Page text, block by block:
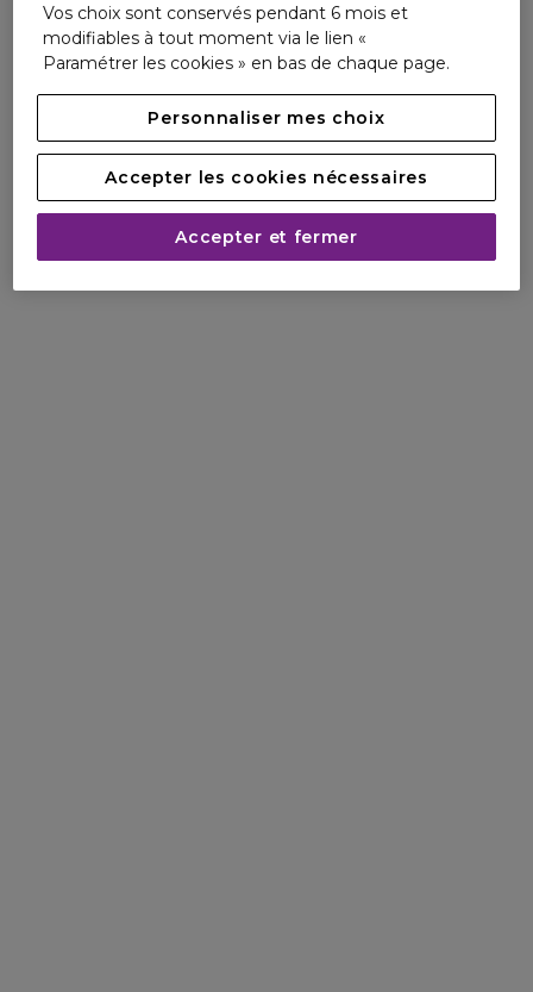
Vos choix sont conservés pendant 6 mois et
modifiables à tout moment via le lien «
Paramétrer les cookies » en bas de chaque page.
Personnaliser mes choix
Accepter les cookies nécessaires
Accepter et fermer